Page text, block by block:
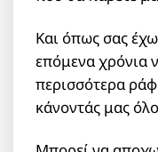
Και όπως σας
επόμενα χρόνια
περισσότερα
κάνοντάς μας